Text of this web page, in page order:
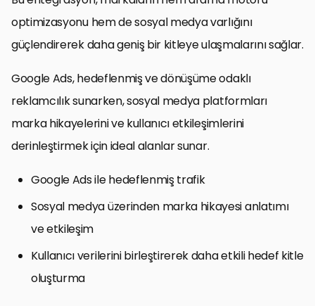
optimizasyonu hem de sosyal medya varlığını
güçlendirerek daha geniş bir kitleye ulaşmalarını sağlar.
Google Ads, hedeflenmiş ve dönüşüme odaklı
reklamcılık sunarken, sosyal medya platformları
marka hikayelerini ve kullanıcı etkileşimlerini
derinleştirmek için ideal alanlar sunar.
Google Ads ile hedeflenmiş trafik
Sosyal medya üzerinden marka hikayesi anlatımı
ve etkileşim
Kullanıcı verilerini birleştirerek daha etkili hedef kitle
oluşturma